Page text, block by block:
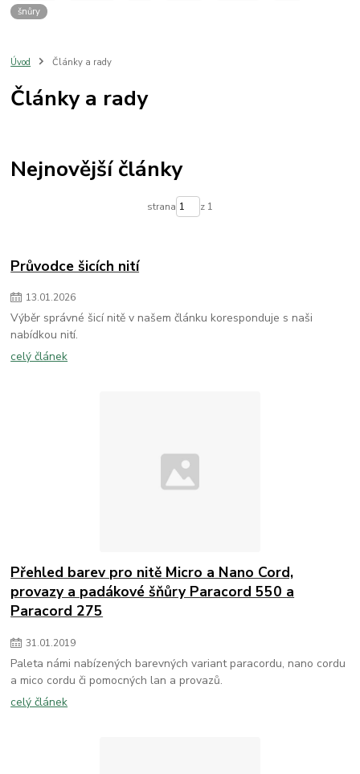
šnůry
Úvod Články a rady
Články a rady
Nejnovější články
strana z 1
Průvodce šicích nití
13.01.2026
Výběr správné šicí nitě v našem článku koresponduje s naši
nabídkou nití.
celý článek
Přehled barev pro nitě Micro a Nano Cord,
provazy a padákové šňůry Paracord 550 a
Paracord 275
31.01.2019
Paleta námi nabízených barevných variant paracordu, nano cordu
a mico cordu či pomocných lan a provazů.
celý článek